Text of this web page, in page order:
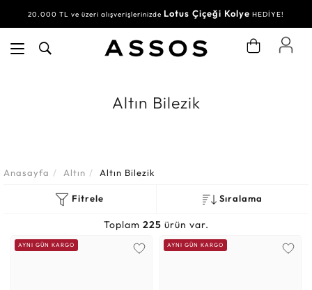
20.000 TL ve üzeri alışverişlerinizde Lotus Çiçeği Kolye HEDİYE!
Altın Bilezik
Anasayfa Altın Altın Bilezik
Fitrele Sıralama
Toplam 225 ürün var.
AYNI GÜN KARGO AYNI GÜN KARGO